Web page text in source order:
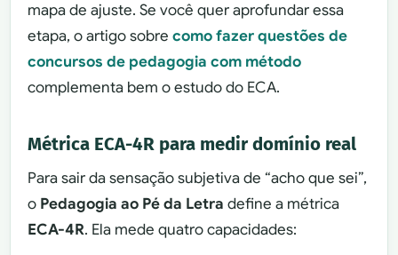
mapa de ajuste. Se você quer aprofundar essa
etapa, o artigo sobrecomo fazer questões de
concursos de pedagogia com método
complementa bem o estudo do ECA.
Métrica ECA-4R para medir domínio real
Para sair da sensação subjetiva de “acho que sei”,
o Pedagogia ao Pé da Letra define a métrica
ECA-4R. Ela mede quatro capacidades: